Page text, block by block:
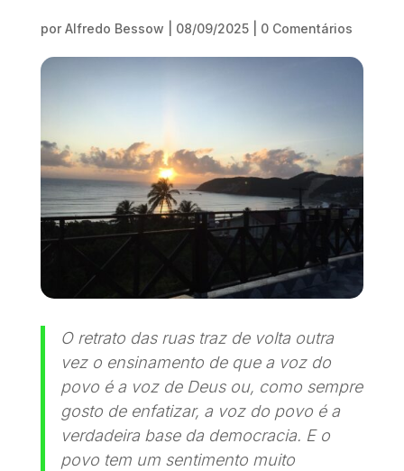
por Alfredo Bessow 08/09/2025| 0 Comentários
O retrato das ruas traz de volta outra
vez o ensinamento de que a voz do
povo é a voz de Deus ou, como sempre
gosto de enfatizar, a voz do povo é a
verdadeira base da democracia. E o
povo tem um sentimento muito